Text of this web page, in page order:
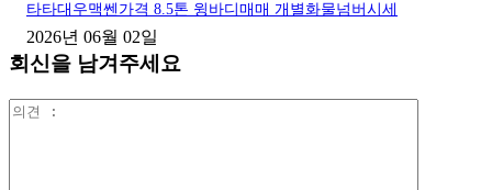
타타대우맥쎈가격 8.5톤 윙바디매매 개별화물넘버시세
2026년 06월 02일
회신을 남겨주세요